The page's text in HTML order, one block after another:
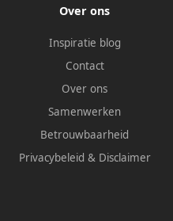
Over ons
Inspiratie blog
Contact
Over ons
Samenwerken
Betrouwbaarheid
Privacybeleid & Disclaimer